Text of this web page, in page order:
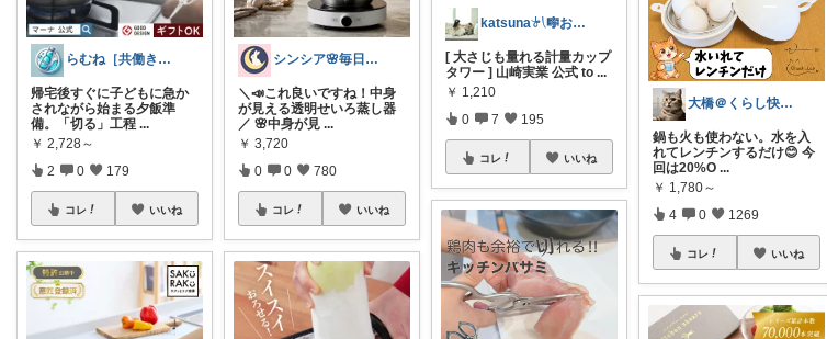
らむね［共働き時短家電ナビ］
帰宅後すぐに子どもに急か
されながら始まる夕飯準
備。「切る」工程 ...
￥ 2,728～
2 0 179
コレ いいね
シンシア🌸毎日ハッピーな暮らし🍀
＼📣これ良いですね！中身
が見える透明せいろ蒸し器
／ 🌸中身が見 ...
￥ 3,720
0 0 780
コレ いいね
katsuna𓍯🎼お返事遅れます🐢
[ 大さじも量れる計量カップ
タワー ] 山崎実業 公式 to ...
￥ 1,210
0 7 195
コレ いいね
大橋＠くらし快適LAB🌿
鍋も火も使わない。水を入
れてレンチンするだけ😊 今
回は20%O ...
￥ 1,780～
4 0 1269
コレ いいね